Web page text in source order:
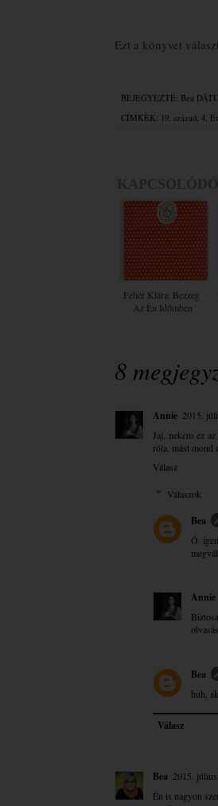
Ezt a könyvet
BEJEGYEZTE: Bea
CÍMKÉK: 19. század, 4,
Fehér Klára: Bezzeg ​
Az Én Időmben
8
Annie 2015.
Jaj, nekem ez
róla, mást mond
Válasz
Válaszok
Bea
Ó
Annie
Bea
huh,
Válasz
Bea 2015.
Én is nagyon